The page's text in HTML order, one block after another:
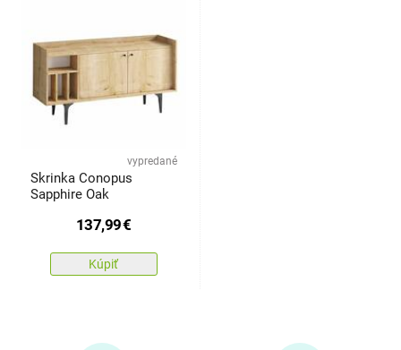
vypredané
Skrinka Conopus
Sapphire Oak
137,99€
Kúpiť